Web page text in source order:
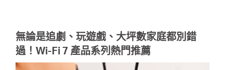
無論是追劇、玩遊戲、大坪數家庭都別錯
過！Wi-Fi 7 產品系列熱門推薦